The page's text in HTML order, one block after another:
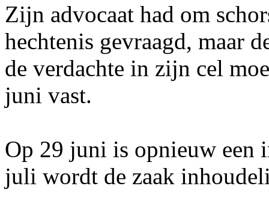
Zijn advocaat had om
hechtenis gevraagd, maar
de verdachte in zijn cel
juni vast.
Op 29 juni is opnieuw een
juli wordt de zaak